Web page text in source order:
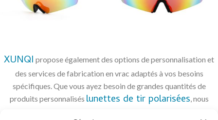
XUNQI propose également des options de personnalisation et
des services de fabrication en vrac adaptés à vos besoins
spécifiques. Que vous ayez besoin de grandes quantités de
produits personnalisés lunettes de tir polarisées, nous